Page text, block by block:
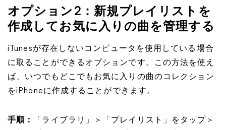
オプション2：新規プレイリストを
作成してお気に入りの曲を管理する
iTunesが存在しないコンピュータを使用している場合
に取ることができるオプションです。この方法を使え
ば、いつでもどこでもお気に入りの曲のコレクション
をiPhoneに作成することができます。
手順：
「ライブラリ」＞「プレイリスト」をタップ＞